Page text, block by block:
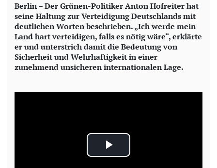
Berlin – Der Grünen-Politiker Anton Hofreiter hat
seine Haltung zur Verteidigung Deutschlands mit
deutlichen Worten beschrieben. „Ich werde mein
Land hart verteidigen, falls es nötig wäre“, erklärte
er und unterstrich damit die Bedeutung von
Sicherheit und Wehrhaftigkeit in einer
zunehmend unsicheren internationalen Lage.
P